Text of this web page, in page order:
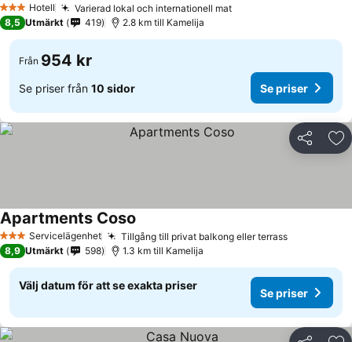
3 StjärnorHotell Varierad lokal och internationell mat
8,5 Utmärkt 419 2.8 km till Kamelija
Från 954 kr
Se priser från 10 sidor Se priser
Dela
3 StjärnorServicelägenhet Tillgång till privat balkong eller terrass
Apartments Coso
8,9 Utmärkt 598 1.3 km till Kamelija
Välj datum för att se exakta priser
Se priser